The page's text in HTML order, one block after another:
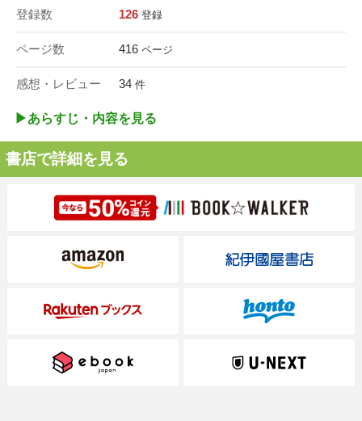
登録数 126 登録
ページ数 416 ページ
感想・レビュー 34 件
▶︎あらすじ・内容を見る
書店で詳細を見る